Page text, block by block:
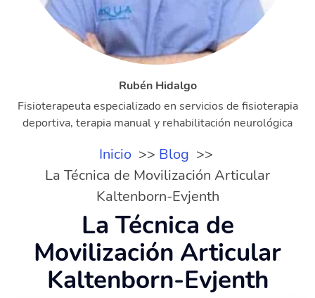
Rubén Hidalgo
Fisioterapeuta especializado en servicios de fisioterapia
deportiva, terapia manual y rehabilitación neurológica
Inicio
Blog
La Técnica de Movilización Articular
Kaltenborn-Evjenth
La Técnica de
Movilización Articular
Kaltenborn-Evjenth